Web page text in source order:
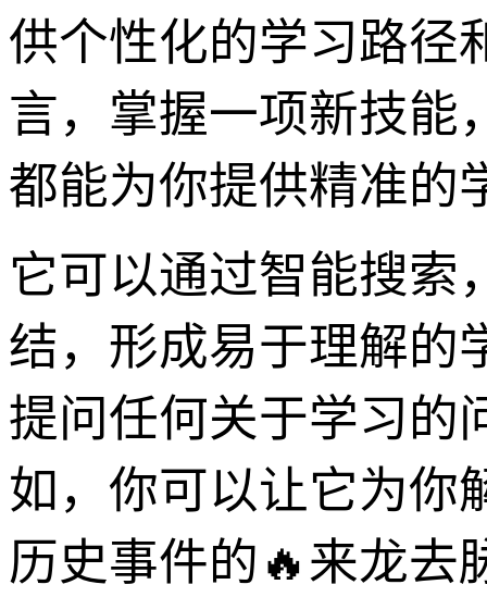
供个性化的学习路径
言，掌握一项新技能
都能为你提供精准的
它可以通过智能搜索
结，形成易于理解的
提问任何关于学习的
如，你可以让它为你
历史事件的🔥来龙去